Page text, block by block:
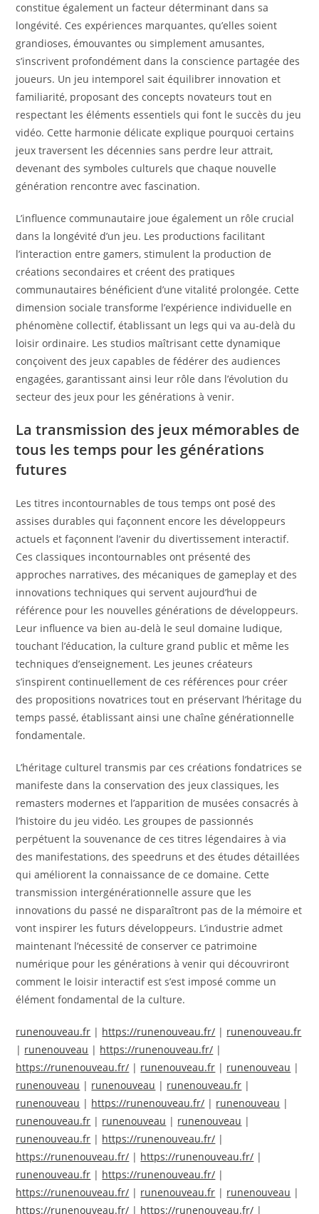
constitue également un facteur déterminant dans sa
longévité. Ces expériences marquantes, qu’elles soient
grandioses, émouvantes ou simplement amusantes,
s’inscrivent profondément dans la conscience partagée des
joueurs. Un jeu intemporel sait équilibrer innovation et
familiarité, proposant des concepts novateurs tout en
respectant les éléments essentiels qui font le succès du jeu
vidéo. Cette harmonie délicate explique pourquoi certains
jeux traversent les décennies sans perdre leur attrait,
devenant des symboles culturels que chaque nouvelle
génération rencontre avec fascination.
L’influence communautaire joue également un rôle crucial
dans la longévité d’un jeu. Les productions facilitant
l’interaction entre gamers, stimulent la production de
créations secondaires et créent des pratiques
communautaires bénéficient d’une vitalité prolongée. Cette
dimension sociale transforme l’expérience individuelle en
phénomène collectif, établissant un legs qui va au-delà du
loisir ordinaire. Les studios maîtrisant cette dynamique
conçoivent des jeux capables de fédérer des audiences
engagées, garantissant ainsi leur rôle dans l’évolution du
secteur des jeux pour les générations à venir.
La transmission des jeux mémorables de
tous les temps pour les générations
futures
Les titres incontournables de tous temps ont posé des
assises durables qui façonnent encore les développeurs
actuels et façonnent l’avenir du divertissement interactif.
Ces classiques incontournables ont présenté des
approches narratives, des mécaniques de gameplay et des
innovations techniques qui servent aujourd’hui de
référence pour les nouvelles générations de développeurs.
Leur influence va bien au-delà le seul domaine ludique,
touchant l’éducation, la culture grand public et même les
techniques d’enseignement. Les jeunes créateurs
s’inspirent continuellement de ces références pour créer
des propositions novatrices tout en préservant l’héritage du
temps passé, établissant ainsi une chaîne générationnelle
fondamentale.
L’héritage culturel transmis par ces créations fondatrices se
manifeste dans la conservation des jeux classiques, les
remasters modernes et l’apparition de musées consacrés à
l’histoire du jeu vidéo. Les groupes de passionnés
perpétuent la souvenance de ces titres légendaires à via
des manifestations, des speedruns et des études détaillées
qui améliorent la connaissance de ce domaine. Cette
transmission intergénérationnelle assure que les
innovations du passé ne disparaîtront pas de la mémoire et
vont inspirer les futurs développeurs. L’industrie admet
maintenant l’nécessité de conserver ce patrimoine
numérique pour les générations à venir qui découvriront
comment le loisir interactif est s’est imposé comme un
élément fondamental de la culture.
runenouveau.fr | https://runenouveau.fr/ | runenouveau.fr
| runenouveau | https://runenouveau.fr/ |
https://runenouveau.fr/ | runenouveau.fr | runenouveau |
runenouveau | runenouveau | runenouveau.fr |
runenouveau | https://runenouveau.fr/ | runenouveau |
runenouveau.fr | runenouveau | runenouveau |
runenouveau.fr | https://runenouveau.fr/ |
https://runenouveau.fr/ | https://runenouveau.fr/ |
runenouveau.fr | https://runenouveau.fr/ |
https://runenouveau.fr/ | runenouveau.fr | runenouveau |
https://runenouveau.fr/ | https://runenouveau.fr/ |